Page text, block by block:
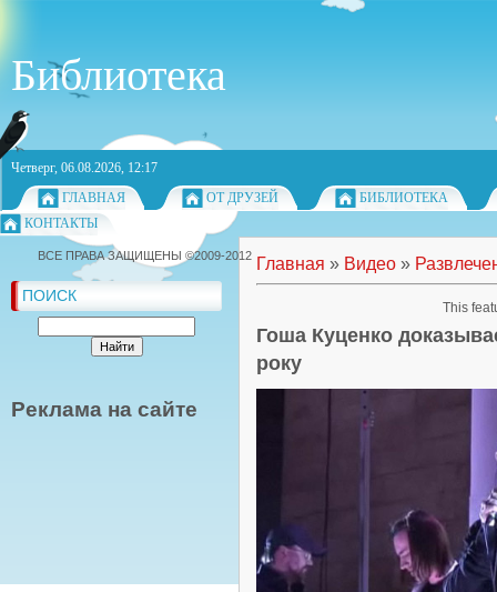
Библиотека
Четверг, 06.08.2026, 12:17
ГЛАВНАЯ
ОТ ДРУЗЕЙ
БИБЛИОТЕКА
КОНТАКТЫ
ПОИСК
Реклама на сайте
Главная » Видео »
Гоша Куценко
року
ВСЕ ПРАВА ЗАЩИЩЕНЫ ©2009-2012
This